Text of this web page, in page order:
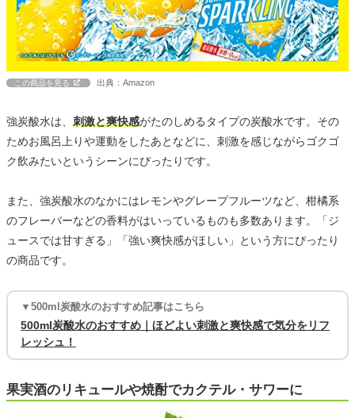
この商品を見る 出典：Amazon
強炭酸水は、 刺激と爽快感がたのしめるタイプの炭酸水です。その
ためお風呂上りや運動をしたあとなどに、刺激を感じながらゴクゴ
ク飲みたいというシーンにぴったりです。
また、強炭酸水のなかにはレモンやグレープフルーツなど、柑橘系
のフレーバーなどの香料がはいっているものも多数あります。「ジ
ュースでは甘すぎる」「強い爽快感がほしい」という方にぴったり
の商品です。
▼500ml炭酸水のおすすめ記事はこちら
500ml炭酸水のおすすめ｜ほどよい刺激と爽快感で気分をリフ
レッシュ！
果実酒のリキュールや焼酎でカクテル・サワーに